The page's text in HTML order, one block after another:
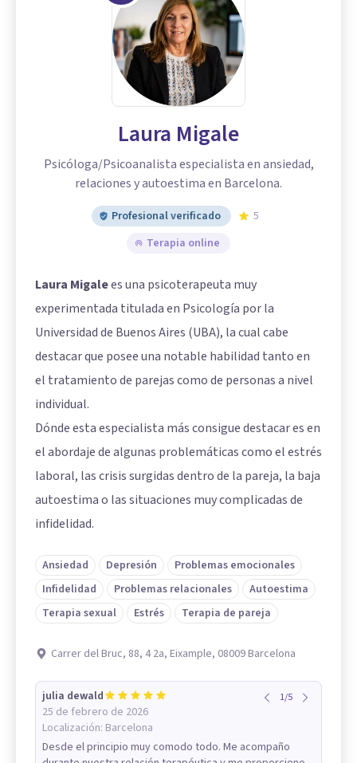
Laura Migale
Psicóloga/Psicoanalista especialista en ansiedad,
relaciones y autoestima en Barcelona.
Profesional verificado
5
Terapia online
Laura Migalees una psicoterapeuta muy
experimentada titulada en Psicología por la
Universidad de Buenos Aires (UBA), la cual cabe
destacar que posee una notable habilidad tanto en
el tratamiento de parejas como de personas a nivel
individual.
Dónde esta especialista más consigue destacar es en
el abordaje de algunas problemáticas como el estrés
laboral, las crisis surgidas dentro de la pareja, la baja
autoestima o las situaciones muy complicadas de
infidelidad.
Ansiedad Depresión
Problemas emocionales
Infidelidad
Problemas relacionales
Autoestima
Terapia sexual
Estrés Terapia de pareja
Carrer del Bruc, 88, 4 2a, Eixample, 08009 Barcelona
julia dewald
25 de febrero de 2026
Localización: Barcelona
1/5
Desde el principio muy comodo todo. Me acompaño